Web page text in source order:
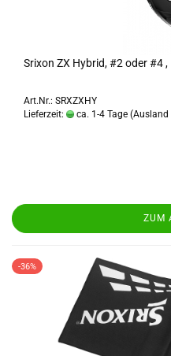
Srixon ZX Hybrid, #2 oder #4
Art.Nr.: SRXZXHY
Lieferzeit:
ca. 1-4 Tage (Ausland
ZUM
-36%